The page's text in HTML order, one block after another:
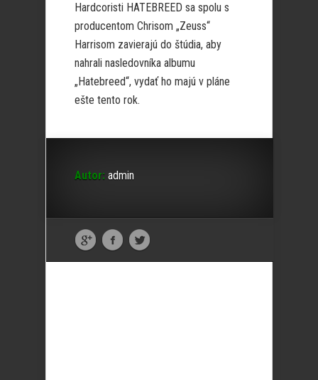
Hardcoristi HATEBREED sa spolu s
producentom Chrisom „Zeuss“
Harrisom zavierajú do štúdia, aby
nahrali nasledovníka albumu
„Hatebreed“, vydať ho majú v pláne
ešte tento rok.
Autor: admin